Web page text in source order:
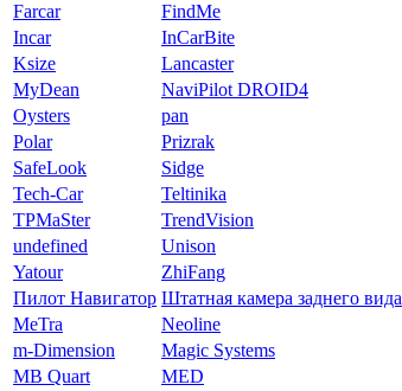
Farcar
FindMe
Incar
InCarBite
Ksize
Lancaster
MyDean
NaviPilot DROID4
Oysters
pan
Polar
Prizrak
SafeLook
Sidge
Tech-Car
Teltinika
TPMaSter
TrendVision
undefined
Unison
Yatour
ZhiFang
Пилот Навигатор Штатная камера заднего вида
MeTra
Neoline
m-Dimension
Magic Systems
MB Quart
MED